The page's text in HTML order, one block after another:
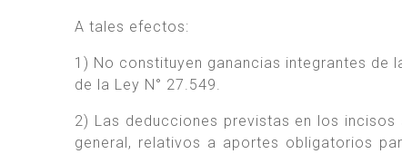
A tales efectos:
1) No constituyen ganancias integrantes de
de la Ley N° 27.549.
2) Las deducciones previstas en los
general, relativos a aportes obligatorios